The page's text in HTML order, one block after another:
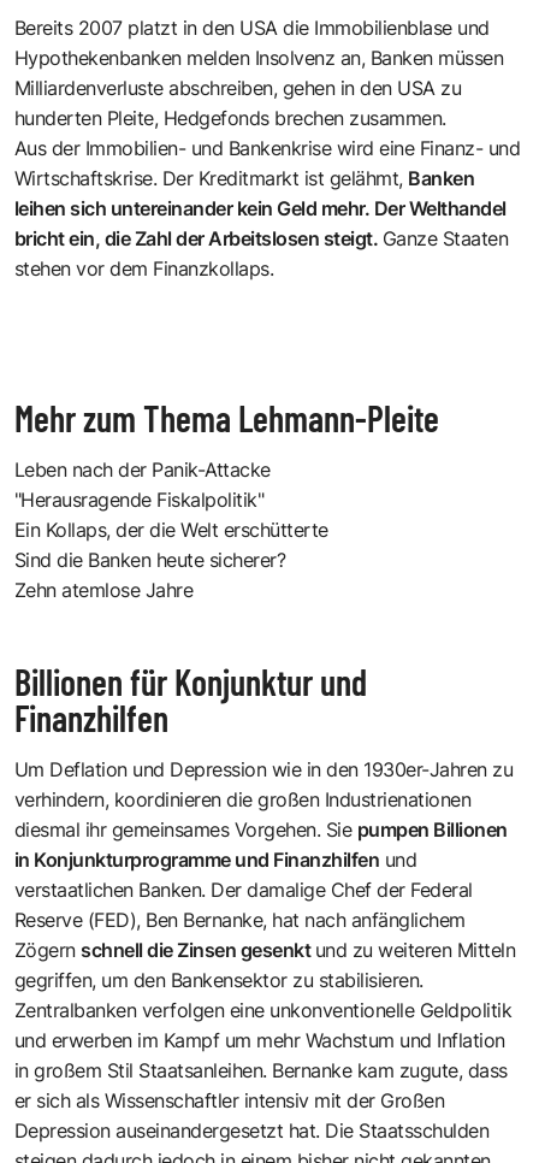
Bereits 2007 platzt in den USA die Immobilienblase und
Hypothekenbanken melden Insolvenz an, Banken müssen
Milliardenverluste abschreiben, gehen in den USA zu
hunderten Pleite, Hedgefonds brechen zusammen.
Aus der Immobilien- und Bankenkrise wird eine Finanz- und
Wirtschaftskrise. Der Kreditmarkt ist gelähmt, Banken
leihen sich untereinander kein Geld mehr. Der Welthandel
bricht ein, die Zahl der Arbeitslosen steigt. Ganze Staaten
stehen vor dem Finanzkollaps.
Mehr zum Thema Lehmann-Pleite
Leben nach der Panik-Attacke
"Herausragende Fiskalpolitik"
Ein Kollaps, der die Welt erschütterte
Sind die Banken heute sicherer?
Zehn atemlose Jahre
Billionen für Konjunktur und
Finanzhilfen
Um Deflation und Depression wie in den 1930er-Jahren zu
verhindern, koordinieren die großen Industrienationen
diesmal ihr gemeinsames Vorgehen. Sie pumpen Billionen
in Konjunkturprogramme und Finanzhilfen und
verstaatlichen Banken. Der damalige Chef der Federal
Reserve (FED), Ben Bernanke, hat nach anfänglichem
Zögern schnell die Zinsen gesenkt und zu weiteren Mitteln
gegriffen, um den Bankensektor zu stabilisieren.
Zentralbanken verfolgen eine unkonventionelle Geldpolitik
und erwerben im Kampf um mehr Wachstum und Inflation
in großem Stil Staatsanleihen. Bernanke kam zugute, dass
er sich als Wissenschaftler intensiv mit der Großen
Depression auseinandergesetzt hat. Die Staatsschulden